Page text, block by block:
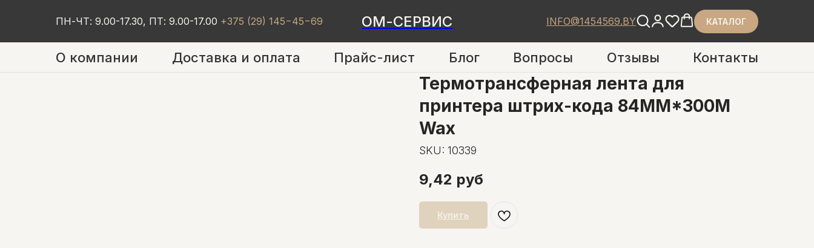
ПН-ЧТ: 9.00-17.30, ПТ: 9.00-17.00 +375 (29) 145−45−69 ОМ-СЕРВИС INFO@1454569.BY КАТАЛОГ
О компании Доставка и оплата Прайс-лист Блог Вопросы Отзывы Контакты
Термотрансферная лента для
принтера штрих-кода 84ММ*300М
Wax
SKU: 10339
9,42 руб
Купить